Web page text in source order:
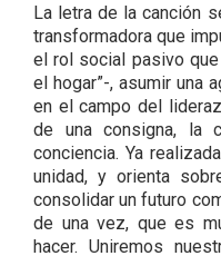
La letra de la canción
transformadora que
el rol social pasivo
el hogar”-, asumir una
en el campo del
de una consigna, la
conciencia. Ya
unidad, y orienta
consolidar un futuro
de una vez, que es
hacer. Uniremos